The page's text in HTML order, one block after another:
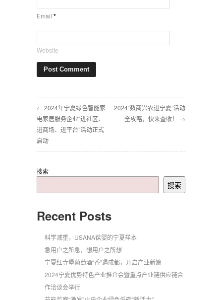
Email *
Website
← 2024年宁夏绿色智能家
电家居服务企业“进社区、
进商场、进平台”活动正式
启动
2024“数商兴农进宁夏”活动
全攻略，快来查收！ →
搜索
搜索
Recent Posts
科学减重，USANA葆婴的宁夏样本
急用户之所急，想用户之所想
宁夏红寺堡葡萄酒“香”遇成都，开启产业新篇
2024宁夏优势特色产业推介会暨重点产业链供应链合
作洽谈会举行